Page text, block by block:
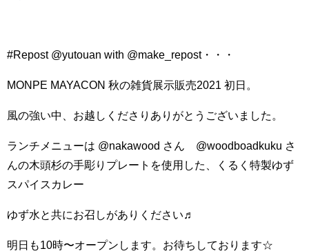
#Repost @yutouan with @make_repost・・・
MONPE MAYACON 秋の雑貨展示販売2021 初日。
風の強い中、お越しくださりありがとうございました。
ランチメニューは @nakawood さん @woodboadkuku さ
んの木頭杉の手彫りプレートを使用した、くるく特製ゆず
スパイスカレー
ゆず水と共にお召しがありください♬
明日も10時〜オープンします。お待ちしております☆